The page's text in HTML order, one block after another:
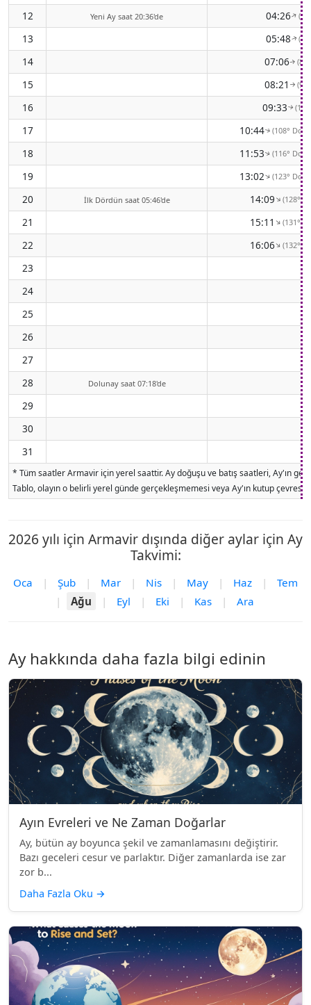
12 Yeni Ay saat 20:36'de 04:26↑
13 05:48↑
14 07:06↑
15 08:21 ↑
16 09:33↑
17 10:44↑(108°
18 11:53↑(116°
19 13:02↑(123°
20 İlk Dördün saat 05:46'de 14:09↑(128°
21 15:11↑(131°
22 16:06↑(132°
23
24
25
26
27
28
Dolunay saat 07:18'de
29
30
31
* Tüm saatler Armavir için yerel saattir. Ay doğuşu ve batış saatleri, Ay'ın
Tablo, olayın o belirli yerel günde gerçekleşmemesi veya Ay'ın kutup
2026 yılı için Armavir dışında diğer aylar için Ay
Takvimi:
Oca | Şub | Mar | Nis | May | Haz |
Tem
|
Ağu | Eyl | Eki | Kas | Ara
Ay hakkında daha fazla bilgi edinin
Ayın Evreleri ve Ne Zaman Doğarlar
Ay, bütün ay boyunca şekil ve zamanlamasını değiştirir.
Bazı geceleri cesur ve parlaktır. Diğer zamanlarda ise zar
zor b...
Daha Fazla Oku →